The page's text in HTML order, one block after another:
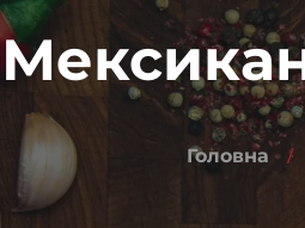
Головна